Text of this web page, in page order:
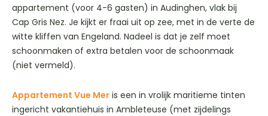
appartement (voor 4-6 gasten) in Audinghen, vlak bij
Cap Gris Nez. Je kijkt er fraai uit op zee, met in de verte de
witte kliffen van Engeland. Nadeel is dat je zelf moet
schoonmaken of extra betalen voor de schoonmaak
(niet vermeld).
Appartement Vue Mer is een in vrolijk maritieme tinten
ingericht vakantiehuis in Ambleteuse (met zijdelings